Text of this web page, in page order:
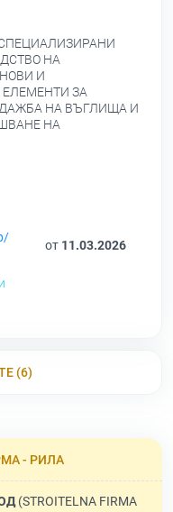
НА
И
ЗА
НА ВЪГЛИЩА И
НА
от 11.03.2026
(6)
- РИЛА
(STROITELNA FIRMA